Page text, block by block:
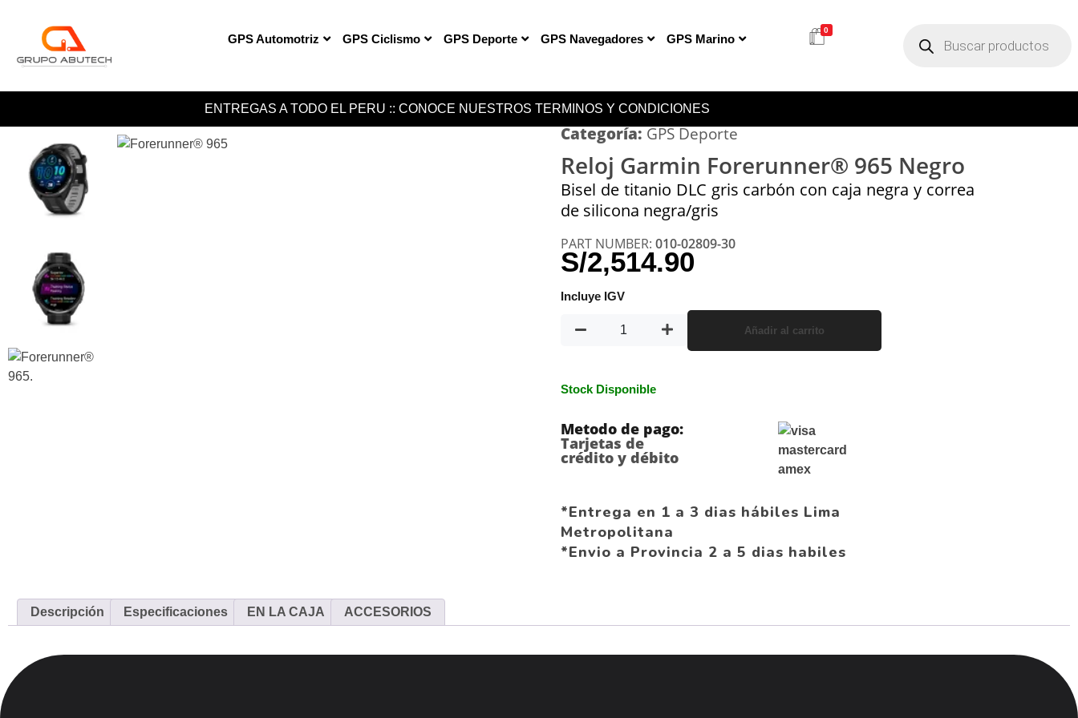
GPS Automotriz GPS Ciclismo GPS Deporte GPS Navegadores GPS Marino
0
ENTREGAS A TODO EL PERU :: CONOCE NUESTROS TERMINOS Y CONDICIONES
Categoría:GPS Deporte
Reloj Garmin Forerunner® 965 Negro
Bisel de titanio DLC gris carbón con caja negra y correa
de silicona negra/gris
PART NUMBER: 010-02809-30
S/2,514.90
Incluye IGV
Añadir al carrito
Stock Disponible
Metodo de pago:
Tarjetas de
crédito y débito
*Entrega en 1 a 3 dias hábiles Lima
Metropolitana
*Envio a Provincia 2 a 5 dias habiles
Descripción Especificaciones EN LA CAJA ACCESORIOS